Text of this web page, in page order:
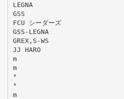
LEGNA
GSS
FCU シーダーズ
GSS-LEGNA
GREX,S-WS
JJ HARO
m
m
°
°
m